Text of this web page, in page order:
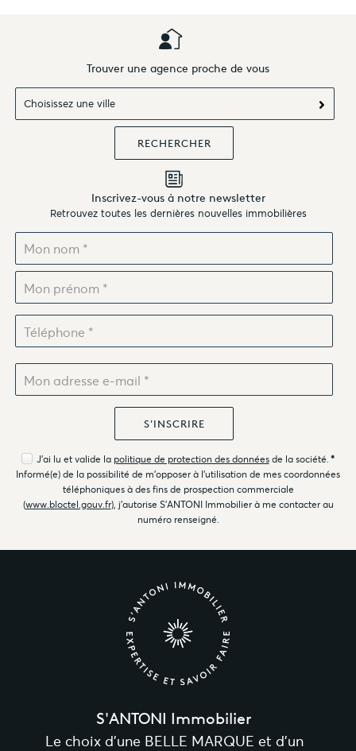
Trouver une agence proche de vous
Choisissez une ville
Inscrivez-vous à notre newsletter
Retrouvez toutes les dernières nouvelles immobilières
J'ai lu et valide la politique de protection des donnéesde la société. *
Informé(e) de la possibilité de m'opposer à l'utilisation de mes coordonnées
téléphoniques à des fins de prospection commerciale
(www.bloctel.gouv.fr), j'autorise S'ANTONI Immobilier à me contacter au
numéro renseigné.
S'ANTONI Immobilier
Le choix d’une BELLE MARQUE et d’un